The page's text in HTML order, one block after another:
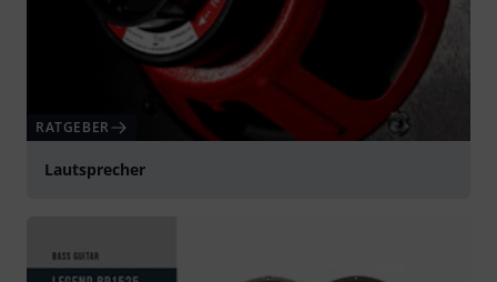
RATGEBER
Lautsprecher